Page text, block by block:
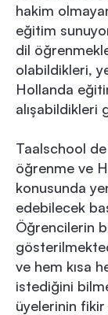
hakim
eğitim
dil
olabildikleri,
Hollanda
alışabildikleri
Taalschool
öğrenme ve
konusunda
edebilecek
Öğrencilerin
ve hem kısa
istediğini
üyelerinin fikir